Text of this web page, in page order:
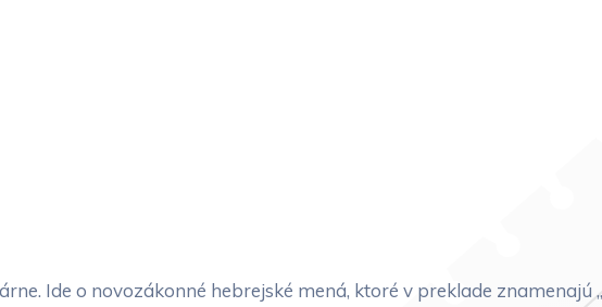
Ide o novozákonné hebrejské mená, ktoré v preklade znamenajú